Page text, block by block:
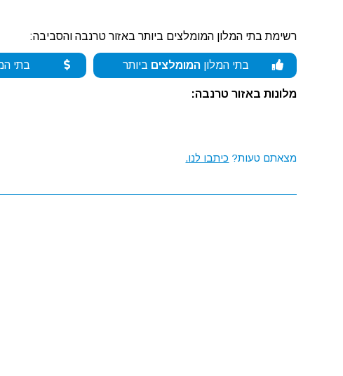
רשימת בתי המלון המומלצים ביותר באזור טרנבה והסביבה:
בתי המלון המומלצים ביותר בתי
מלונות באזור טרנבה:
מצאתם טעות? כיתבו לנו.